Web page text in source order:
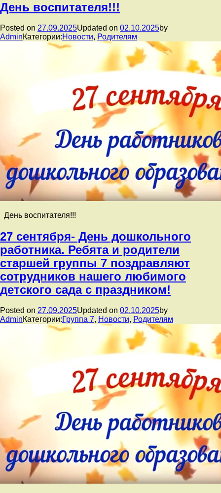
День воспитателя!!!
Posted on 27.09.2025Updated on 02.10.2025by
AdminКатегории:Новости, Родителям
День воспитателя!!!
27 сентября- День дошкольного
работника. Ребята и родители
старшей группы 7 поздравляют
сотрудников нашего любимого
детского сада с праздником!
Posted on 27.09.2025Updated on 02.10.2025by
AdminКатегории:Группа 7, Новости, Родителям